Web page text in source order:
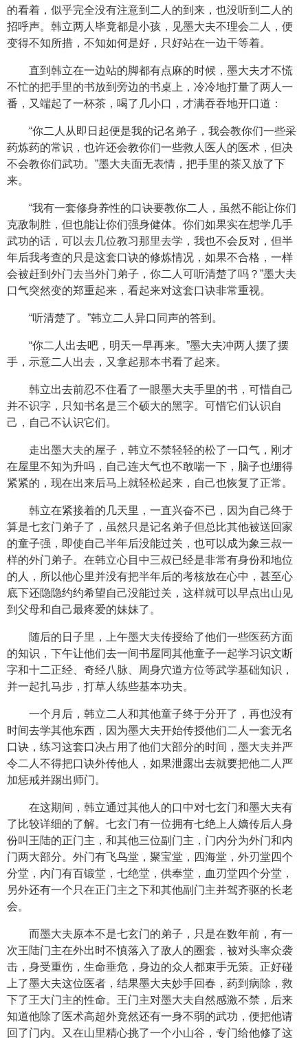
的看着，似乎完全没有注意到二人的到来，也没听到二人的
招呼声。韩立两人毕竟都是小孩，见墨大夫不理会二人，便
变得不知所措，不知如何是好，只好站在一边干等着。
直到韩立在一边站的脚都有点麻的时候，墨大夫才不慌
不忙的把手里的书放到旁边的书桌上，冷冷地打量了两人一
番，又端起了一杯茶，喝了几小口，才满吞吞地开口道：
“你二人从即日起便是我的记名弟子，我会教你们一些采
药炼药的常识，也许还会教你们一些救人医人的医术，但决
不会教你们武功。”墨大夫面无表情，把手里的茶又放了下
来。
“我有一套修身养性的口诀要教你二人，虽然不能让你们
克敌制胜，但也能让你们强身健体。你们如果实在想学几手
武功的话，可以去几位教习那里去学，我也不会反对，但半
年后我考查的只是这套口诀的修炼情况，如果不合格，一样
会被赶到外门去当外门弟子，你二人可听清楚了吗？”墨大夫
口气突然变的郑重起来，看起来对这套口诀非常重视。
“听清楚了。”韩立二人异口同声的答到。
“你二人出去吧，明天一早再来。”墨大夫冲两人摆了摆
手，示意二人出去，又拿起那本书看了起来。
韩立出去前忍不住看了一眼墨大夫手里的书，可惜自己
并不识字，只知书名是三个硕大的黑字。可惜它们认识自
己，自己不认识它们。
走出墨大夫的屋子，韩立不禁轻轻的松了一口气，刚才
在屋里不知为升吗，自己连大气也不敢喘一下，脑子也绷得
紧紧的，现在出来后马上就轻松起来，自己也恢复了正常。
韩立在紧接着的几天里，一直兴奋不已，因为自己终于
算是七玄门弟子了，虽然只是记名弟子但总比其他被送回家
的童子强，即使自己半年后没能过关，也可以成为象三叔一
样的外门弟子。在韩立心目中三叔已经是非常有身份和地位
的人，所以他心里并没有把半年后的考核放在心中，甚至心
底下还隐隐约约希望自己没能过关，这样就可以早点出山见
到父母和自己最疼爱的妹妹了。
随后的日子里，上午墨大夫传授给了他们一些医药方面
的知识，下午让他们去一间书屋同其他童子一起学习识文断
字和十二正经、奇经八脉、周身穴道方位等武学基础知识，
并一起扎马步，打草人练些基本功夫。
一个月后，韩立二人和其他童子终于分开了，再也没有
时间去学其他东西，因为墨大夫开始传授他们二人一套无名
口诀，练习这套口决占用了他们大部分的时间，墨大夫并严
令二人不得把口诀外传他人，如果泄露出去就要把他二人严
加惩戒并踢出师门。
在这期间，韩立通过其他人的口中对七玄门和墨大夫有
了比较详细的了解。七玄门有一位拥有七绝上人嫡传后人身
份叫王陆的正门主，和其他三位副门主，门内分为外门和内
门两大部分。外门有飞鸟堂，聚宝堂，四海堂，外刃堂四个
分堂，内门有百锻堂，七绝堂，供奉堂，血刃堂四个分堂，
另外还有一个只在正门主之下和其他副门主并驾齐驱的长老
会。
而墨大夫原本不是七玄门的弟子，只是在数年前，有一
次王陆门主在外出时不慎落入了敌人的圈套，被对头率众袭
击，身受重伤，生命垂危，身边的众人都束手无策。正好碰
上了墨大夫这位医者，结果墨大夫妙手回春，药到病除，救
下了王大门主的性命。王门主对墨大夫自然感激不禁，后来
知道他除了医术高超外竟然还有一身不弱的武功，便把他请
回了门内。又在山里精心挑了一个小山谷，专门给他修了这